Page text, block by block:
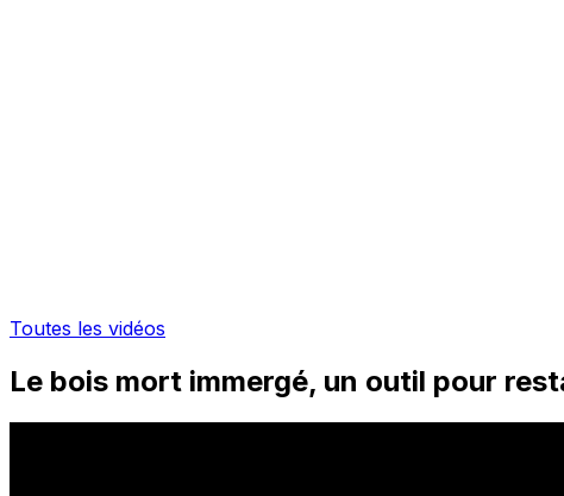
Toutes les vidéos
Le bois mort immergé, un outil pour